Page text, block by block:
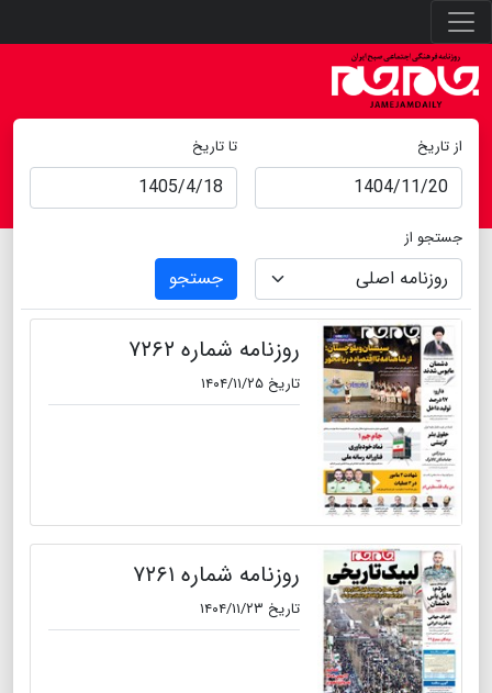
از تاریخ تا تاریخ
جستجو از
جستجو
روزنامه شماره ۷۲۶۲
تاریخ ۱۴۰۴/۱۱/۲۵
روزنامه شماره ۷۲۶۱
تاریخ ۱۴۰۴/۱۱/۲۳